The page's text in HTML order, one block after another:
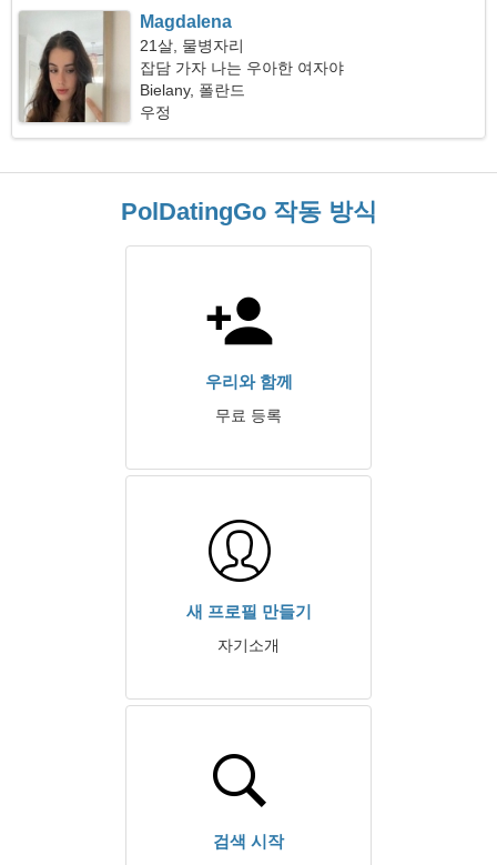
Magdalena
21살, 물병자리
잡담 가자 나는 우아한 여자야
Bielany, 폴란드
우정
PolDatingGo 작동 방식
우리와 함께
무료 등록
새 프로필 만들기
자기소개
검색 시작